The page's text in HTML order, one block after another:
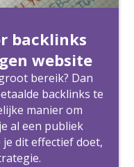
backlinks
website
bereik? Dan
backlinks te
manier om
al een publiek
dit effectief doet,